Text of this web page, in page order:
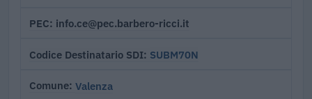
PEC info.ce@pec.barbero-ricci.it
Codice Destinatario SDI SUBM70N
Comune Valenza